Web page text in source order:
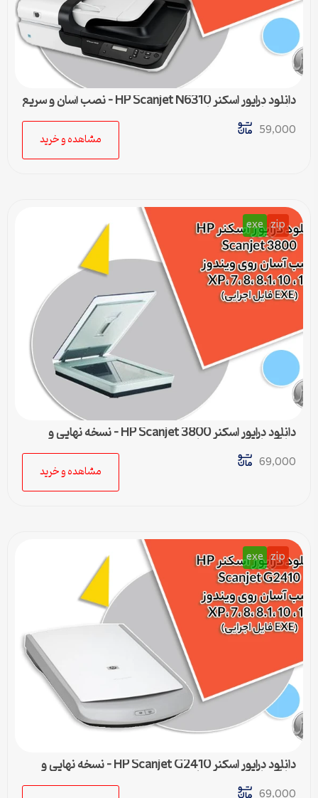
دانلود درایور اسکنر HP Scanjet N6310 – نصب آسان و سریع
برای تمامی ویندوزها
59,000
مشاهده و خرید
zip
exe
دانلود درایور اسکنر HP Scanjet 3800 – نسخه نهایی و
سازگار با تمام ویندوزها
69,000
مشاهده و خرید
zip
exe
دانلود درایور اسکنر HP Scanjet G2410 – نسخه نهایی و
سازگار با تمام ویندوزها
69,000